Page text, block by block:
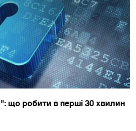
що робити в перші 30 хвилин